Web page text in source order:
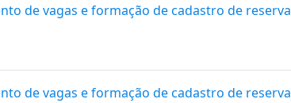
de vagas e formação de cadastro de reserva
de vagas e formação de cadastro de reserva